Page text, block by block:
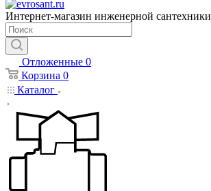
Интернет-магазин инженерной сантехники
Отложенные 0
Корзина 0
Каталог